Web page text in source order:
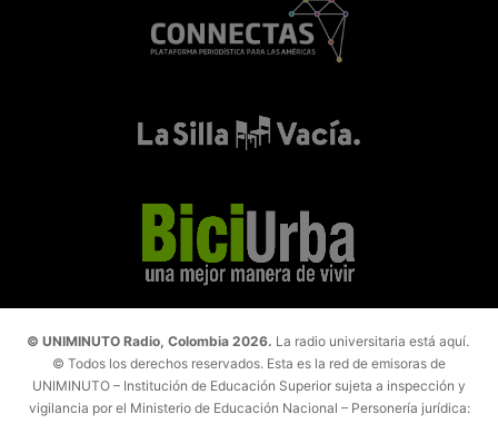
© UNIMINUTO Radio, Colombia 2026. La radio universitaria está aquí.
© Todos los derechos reservados. Esta es la red de emisoras de
UNIMINUTO – Institución de Educación Superior sujeta a inspección y
vigilancia por el Ministerio de Educación Nacional – Personería jurídica: